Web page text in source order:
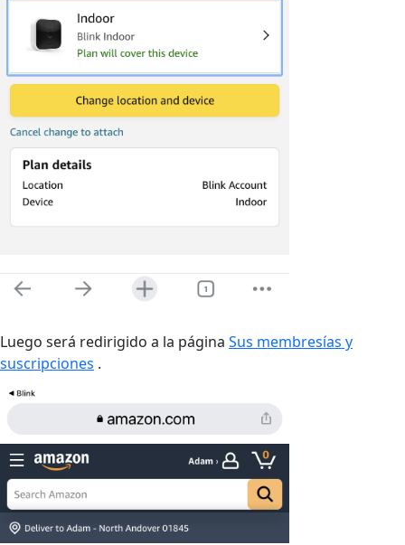
Luego será redirigido a la página Sus membresías y
suscripciones .